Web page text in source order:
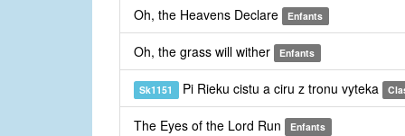
Oh, the Heavens Declare Enfants
Oh, the grass will wither Enfants
Sk1151 Pi Rieku cistu a ciru z tronu vyteka
The Eyes of the Lord Run Enfants